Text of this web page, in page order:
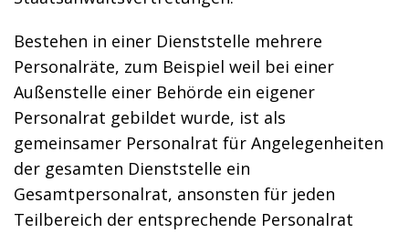
Bestehen in einer Dienststelle mehrere
Personalräte, zum Beispiel weil bei einer
Außenstelle einer Behörde ein eigener
Personalrat gebildet wurde, ist als
gemeinsamer Personalrat für Angelegenheiten
der gesamten Dienststelle ein
Gesamtpersonalrat, ansonsten für jeden
Teilbereich der entsprechende Personalrat